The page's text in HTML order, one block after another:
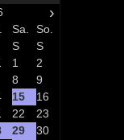
›
Sa.
So.
S
S
1
2
8
9
15
16
22
23
29
30